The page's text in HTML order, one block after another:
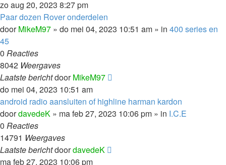
zo aug 20, 2023 8:27 pm
Paar dozen Rover onderdelen
doorMikeM97 » do mei 04, 2023 10:51 am » in 400 series en
45
0 Reacties
8042 Weergaves
Laatste berichtdoorMikeM97
do mei 04, 2023 10:51 am
android radio aansluiten of highline harman kardon
doordavedeK » ma feb 27, 2023 10:06 pm » in I.C.E
0 Reacties
14791 Weergaves
Laatste berichtdoordavedeK
ma feb 27, 2023 10:06 pm